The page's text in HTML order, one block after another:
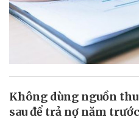
Không dùng nguồn
sau để trả nợ năm trước